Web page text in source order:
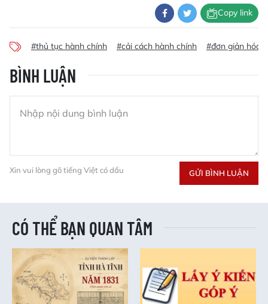
Copy link
#thủ tục hành chính #cải cách hành chính #đơn giản hóa
BÌNH LUẬN
Xin vui lòng gõ tiếng Việt có dấu GỬI BÌNH LUẬN
CÓ THỂ BẠN QUAN TÂM